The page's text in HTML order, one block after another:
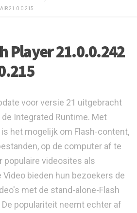
21.0.0.215
Player 21.0.0.242
voor versie 21 uitgebracht
de Integrated Runtime. Met
is het mogelijk om Flash-content,
op de computer af te
populaire videosites als
Video bieden hun bezoekers de
met de stand-alone-Flash
populariteit neemt echter af